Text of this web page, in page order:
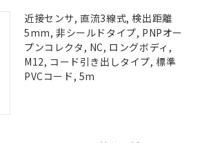
近接センサ, 直流3線式, 検出距離
5mm, 非シールドタイプ, PNPオー
プンコレクタ, NC, ロングボディ,
M12, コード引き出しタイプ, 標準
PVCコード, 5m